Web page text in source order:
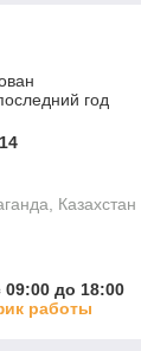
год
Казахстан
09:00 до 18:00
работы